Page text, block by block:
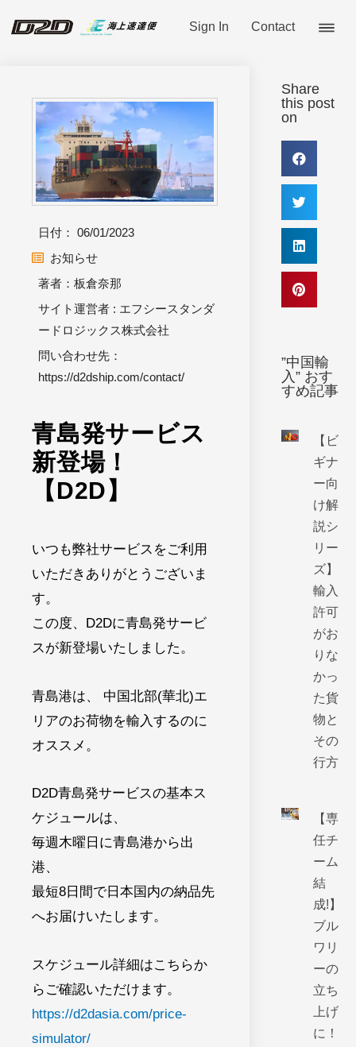
Sign In Contact
日付： 06/01/2023
お知らせ
著者：板倉奈那
サイト運営者 : エフシースタンダ
ードロジックス株式会社
問い合わせ先：
https://d2dship.com/contact/
青島発サービス
新登場！
【D2D】
いつも弊社サービスをご利用
いただきありがとうございま
す。
この度、D2Dに青島発サービ
スが新登場いたしました。
青島港は、 中国北部(華北)エ
リアのお荷物を輸入するのに
オススメ。
D2D青島発サービスの基本ス
ケジュールは、
毎週木曜日に青島港から出
港、
最短8日間で日本国内の納品先
へお届けいたします。
スケジュール詳細はこちらか
らご確認いただけます。
https://d2dasia.com/price-
simulator/
Share
this post
on
”中国輸
入” おす
すめ記事
【ビ
ギナ
ー向
け解
説シ
リー
ズ】
輸入
許可
がお
りな
かっ
た貨
物と
その
行方
【専
任チ
ーム
結
成!】
ブル
ワリ
ーの
立ち
上げ
に！